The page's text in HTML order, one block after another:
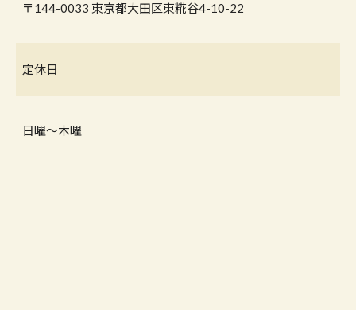
〒144-0033 東京都大田区東糀谷4-10-22
定休日
日曜〜木曜